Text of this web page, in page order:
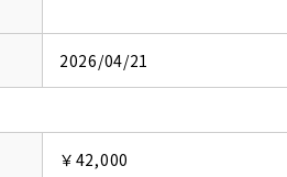
2026/04/21
￥42,000